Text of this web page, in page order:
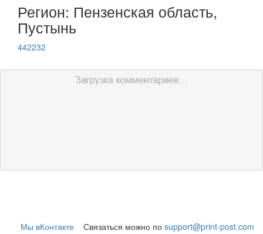
Регион: Пензенская область,
Пустынь
442232
Мы вКонтакте Связаться можно по support@print-post.com